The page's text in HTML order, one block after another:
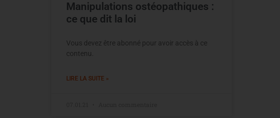
Manipulations ostéopathiques :
ce que dit la loi
Vous devez être abonné pour avoir accès à ce
contenu.
LIRE LA SUITE »